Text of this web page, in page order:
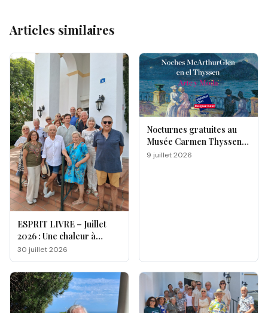
Articles similaires
ESPRIT LIVRE – Juillet
2026 : Une chaleur à
double facette
30 juillet 2026
Nocturnes gratuites au
Musée Carmen Thyssen
de Málaga
9 juillet 2026